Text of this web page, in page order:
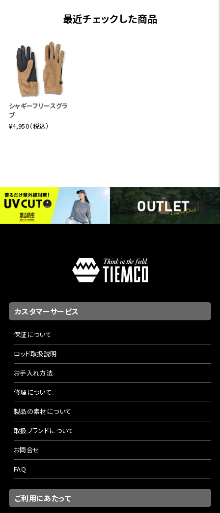
最近チェックした商品
シャギーフリースグラ
ブ
¥4,950（税込）
カスタマーサービス
保証について
ロッド取扱説明
お手入れ方法
修理について
製品の素材について
取扱ブランドについて
お問合せ
FAQ
ご利用にあたって